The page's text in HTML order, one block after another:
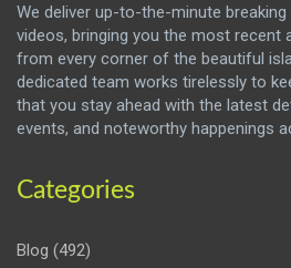
We deliver up-to-the-minute
videos, bringing you the most recent
from every corner of the beautiful
dedicated team works tirelessly to
that you stay ahead with the latest
events, and noteworthy happenings
Categories
Blog (492)